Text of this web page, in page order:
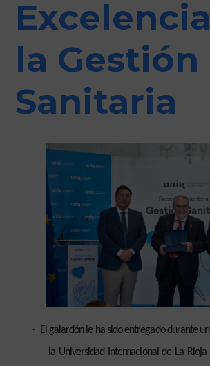
la Gestión
Sanitaria
·
El galardón le ha sido entregado durante
la Universidad Internacional de La